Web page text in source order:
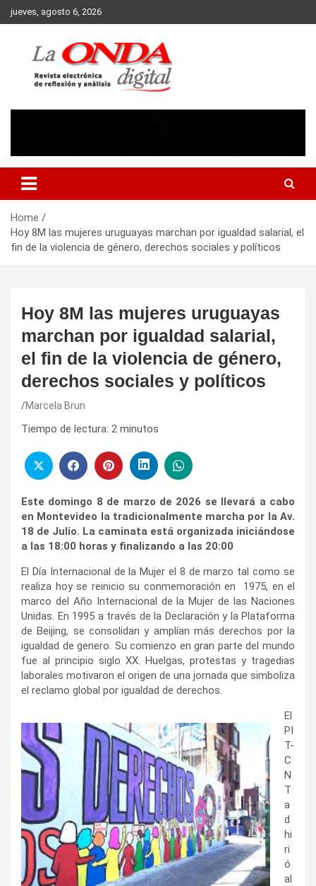
Skip
to
jueves, agosto 6, 2026
Home
Hoy 8M las mujeres uruguayas marchan por igualdad salarial, el
fin de la violencia de género, derechos sociales y políticos
Hoy 8M las mujeres uruguayas
marchan por igualdad salarial,
el fin de la violencia de género,
derechos sociales y políticos
Marcela Brun
Tiempo de lectura: 2 minutos
Este domingo 8 de marzo de 2026 se llevará a cabo
en Montevideo la tradicionalmente marcha por la Av.
18 de Julio. La caminata está organizada iniciándose
a las 18:00 horas y finalizando a las 20:00
El Día Internacional de la Mujer el 8 de marzo tal como se
realiza hoy se reinicio su conmemoración en 1975, en el
marco del Año Internacional de la Mujer de las Naciones
Unidas. En 1995 a través de la Declaración y la Plataforma
de Beijing, se consolidan y amplían más derechos por la
igualdad de genero. Su comienzo en gran parte del mundo
fue al principio siglo XX. Huelgas, protestas y tragedias
laborales motivaron el origen de una jornada que simboliza
el reclamo global por igualdad de derechos.
El
PI
T-
C
N
T
a
d
hi
ri
ó
al